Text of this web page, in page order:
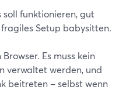
funktionieren, gut
Setup babysitten.
Es muss kein
verwaltet werden, und
beitreten – selbst wenn